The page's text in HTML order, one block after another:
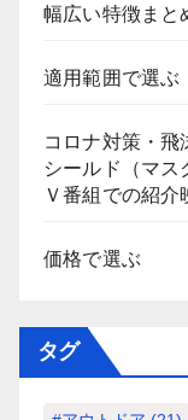
幅広い特徴まと
適用範囲で選ぶ
コロナ対策・飛
シールド（マス
Ｖ番組での紹介
価格で選ぶ
タグ